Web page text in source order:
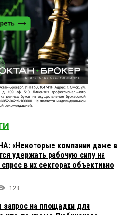
«Некоторые компании даже в
удержать рабочую силу на
в их секторах объективно
123
запрос на площадки для